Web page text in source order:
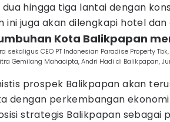
hingga tiga lantai dengan
ini juga akan dilengkapi hotel
Kota Balikpapan
sekaligus CEO PT Indonesian Paradise Property
Gemilang Mahacipta, Andri Hadi di Balikpapan,
prospek Balikpapan akan
dengan perkembangan
strategis Balikpapan sebagai